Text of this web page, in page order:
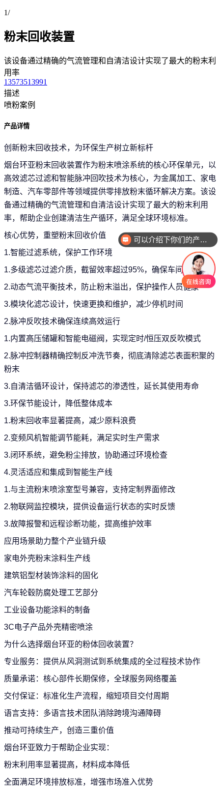
1/
粉末回收装置
该设备通过精确的气流管理和自清洁设计实现了最大的粉末利
用率
13573513991
描述
喷粉案例
产品详情
创新粉末回收技术，为环保生产树立新标杆
烟台环亚粉末回收装置作为粉末喷涂系统的核心环保单元，以
高效滤芯过滤和智能脉冲回吹技术为核心，为金属加工、家电
制造、汽车零部件等领域提供零排放粉末循环解决方案。 该设
备通过精确的气流管理和自清洁设计实现了最大的粉末利用
率，帮助企业创建清洁生产循环，满足全球环境标准。
核心优势，重塑粉末回收价值
1.智能过滤系统，保护工作环境
1.多级滤芯过滤介质，截留效率超过95%，确保车间空气清洁
2.动态气流平衡技术，防止粉末溢出，保护操作人员健康
3.模块化滤芯设计，快速更换和维护，减少停机时间
2.脉冲反吹技术确保连续高效运行
1.内置高压储罐和智能电磁阀，实现定时/恒压双反吹模式
2.脉冲控制器精确控制反冲洗节奏，彻底清除滤芯表面积聚的
粉末
3.自清洁循环设计，保持滤芯的渗透性，延长其使用寿命
3.环保节能设计，降低整体成本
1.粉末回收率显著提高，减少原料浪费
2.变频风机智能调节能耗，满足实时生产需求
3.闭环系统，避免粉尘排放，协助通过环境检查
4.灵活适应和集成到智能生产线
1.与主流粉末喷涂室型号兼容，支持定制界面修改
2.物联网监控模块，提供设备运行状态的实时反馈
3.故障报警和远程诊断功能，提高维护效率
应用场景助力整个产业链升级
家电外壳粉末涂料生产线
建筑铝型材装饰涂料的固化
汽车轮毂防腐处理工艺部分
工业设备功能涂料的制备
3C电子产品外壳精密喷涂
为什么选择烟台环亚的粉体回收装置？
专业服务：提供从风洞测试到系统集成的全过程技术协作
质量承诺：核心部件长期保修，全球服务网络覆盖
交付保证：标准化生产流程，缩短项目交付周期
语言支持：多语言技术团队消除跨境沟通障碍
推动可持续生产，创造三重价值
烟台环亚致力于帮助企业实现：
粉末利用率显著提高，材料成本降低
全面满足环境排放标准，增强市场准入优势
你们是怎么收费的呢